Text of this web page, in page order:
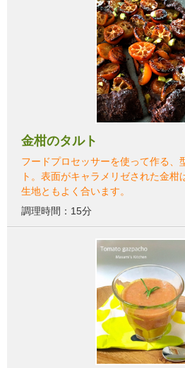
金柑のタルト
フードプロセッサーを使って作る、
ト。表面がキャラメリゼされた金柑
生地ともよく合います。
調理時間：15分